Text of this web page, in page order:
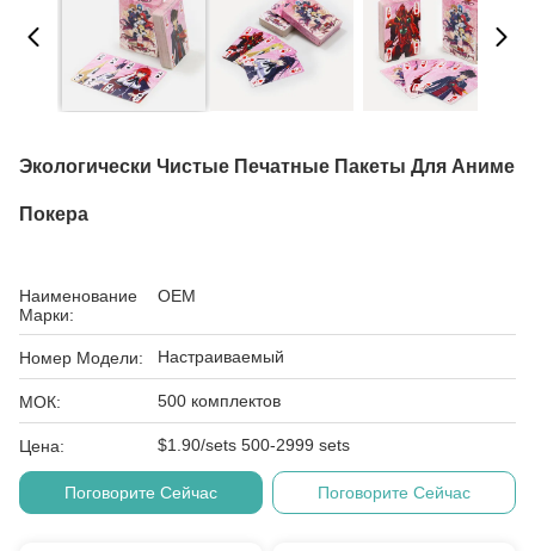
Экологически Чистые Печатные Пакеты Для Аниме
Покера
Наименование
Марки:
OEM
Номер Модели: Настраиваемый
МОК: 500 комплектов
Цена: $1.90/sets 500-2999 sets
Поговорите Сейчас Поговорите Сейчас